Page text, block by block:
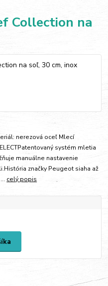
Collection na
nerezová oceľ Mlecí
systém mletia
manuálne nastavenie
značky Peugeot siaha až
celý popis